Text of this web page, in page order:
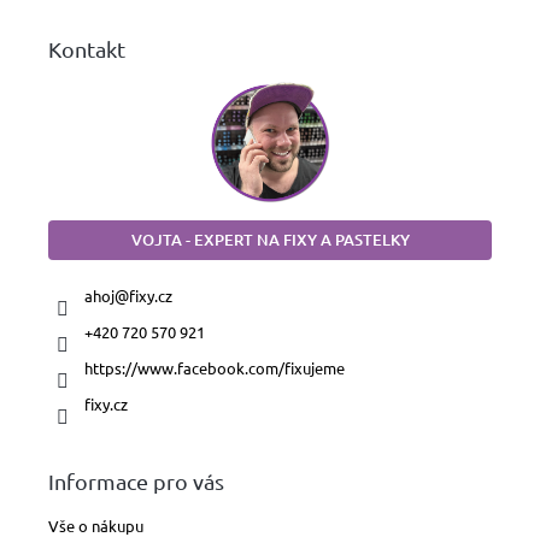
Kontakt
VOJTA - EXPERT NA FIXY A PASTELKY
ahoj@fixy.cz
+420 720 570 921
https://www.facebook.com/fixujeme
fixy.cz
Informace pro vás
Vše o nákupu